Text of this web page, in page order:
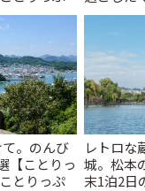
「
。のんび
【ことりっ
とりっぷ
レトロな
城。松本
末1泊2日